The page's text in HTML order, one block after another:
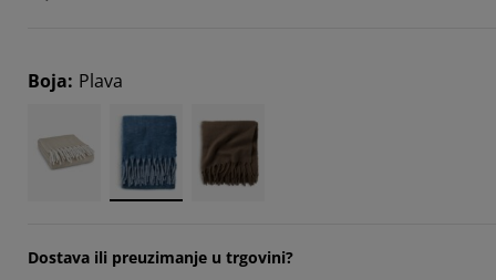
Boja: Plava
Dostava ili preuzimanje u trgovini?